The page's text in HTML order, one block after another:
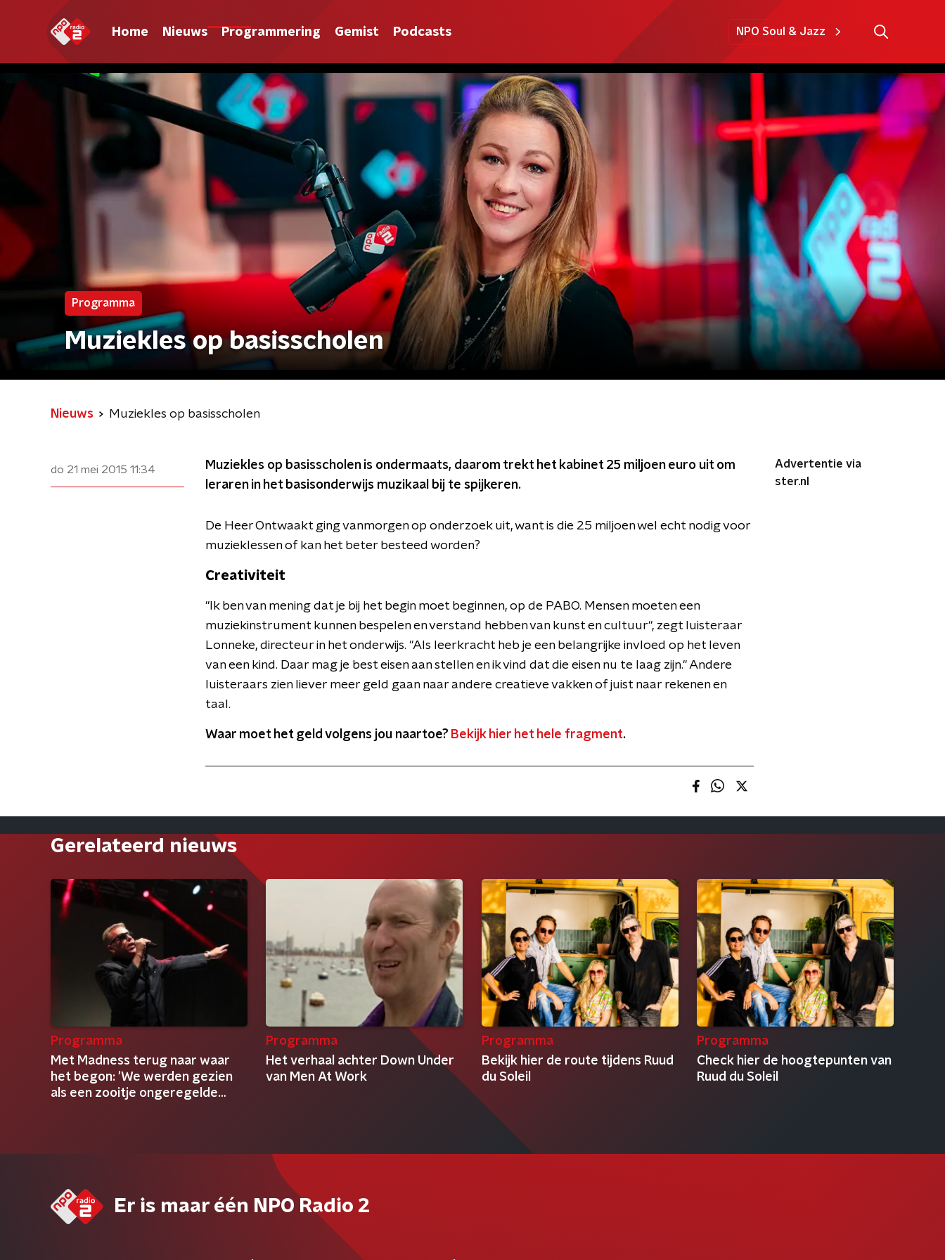
Home Nieuws Programmering Gemist Podcasts NPO Soul & Jazz
Programma
Muziekles op basisscholen
Nieuws Muziekles op basisscholen
do 21 mei 2015 11:34
Muziekles op basisscholen is ondermaats, daarom trekt het kabinet 25 miljoen euro uit om
leraren in het basisonderwijs muzikaal bij te spijkeren.
De Heer Ontwaakt ging vanmorgen op onderzoek uit, want is die 25 miljoen wel echt nodig voor
muzieklessen of kan het beter besteed worden?
Creativiteit
"Ik ben van mening dat je bij het begin moet beginnen, op de PABO. Mensen moeten een
muziekinstrument kunnen bespelen en verstand hebben van kunst en cultuur", zegt luisteraar
Lonneke, directeur in het onderwijs. "Als leerkracht heb je een belangrijke invloed op het leven
van een kind. Daar mag je best eisen aan stellen en ik vind dat die eisen nu te laag zijn." Andere
luisteraars zien liever meer geld gaan naar andere creatieve vakken of juist naar rekenen en
taal.
Waar moet het geld volgens jou naartoe? Bekijk hier het hele fragment.
Advertentie via
ster.nl
Gerelateerd nieuws
Programma
Met Madness terug naar waar
het begon: 'We werden gezien
als een zooitje ongeregelde
Programma
Het verhaal achter Down Under
van Men At Work
Programma
Bekijk hier de route tijdens Ruud
du Soleil
Programma
Check hier de hoogtepunten van
Ruud du Soleil
Er is maar één NPO Radio 2